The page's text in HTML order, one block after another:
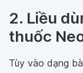
2. Liều
thuốc
Tùy vào dạng